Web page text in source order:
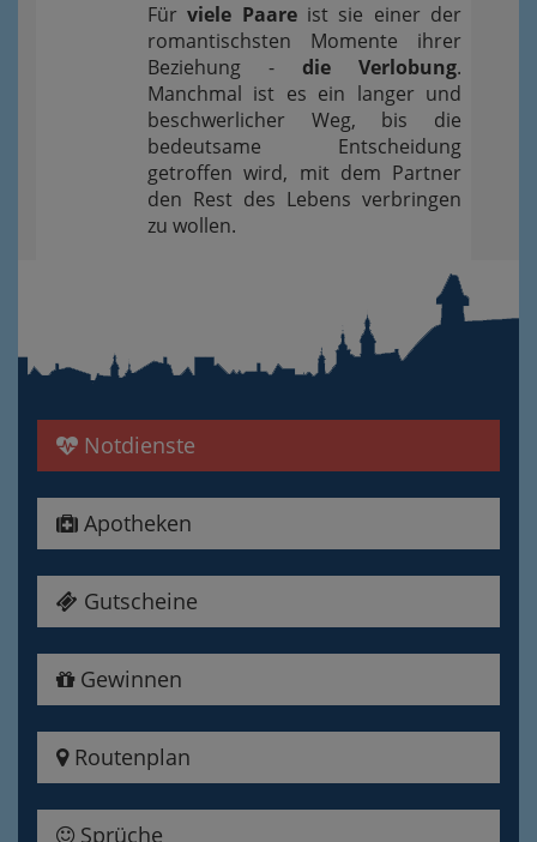
Fürviele Paareist sie einer der
romantischsten Momente ihrer
Beziehung - die Verlobung.
Manchmal ist es ein langer und
beschwerlicher Weg, bis die
bedeutsame Entscheidung
getroffen wird, mit dem Partner
den Rest des Lebens verbringen
zu wollen.
Notdienste
Apotheken
Gutscheine
Gewinnen
Routenplan
Sprüche